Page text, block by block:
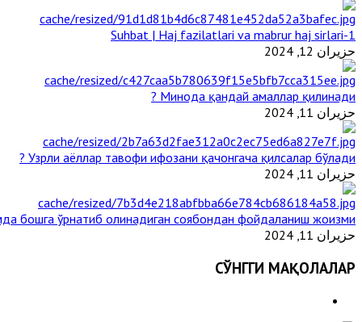
1-Suhbat | Haj fazilatlari va mabrur haj sirlari
حزيران 12, 2024
Минода қандай амаллар қилинади ?
حزيران 11, 2024
Узрли аёллар тавофи ифозани қачонгача қилсалар бўлади ?
حزيران 11, 2024
бошга ўрнатиб олинадиган соябондан фойдаланиш жоизми ?
حزيران 11, 2024
СЎНГГИ МАҚОЛАЛАР